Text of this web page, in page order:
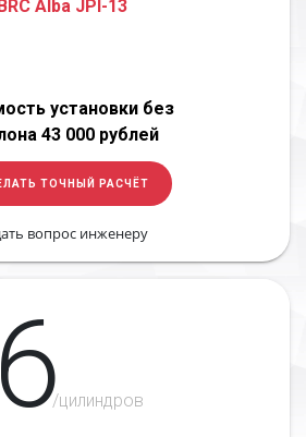
Alba JPI-13
установки без
43 000 рублей
ТОЧНЫЙ РАСЧЁТ
вопрос инженеру
6/цилиндров